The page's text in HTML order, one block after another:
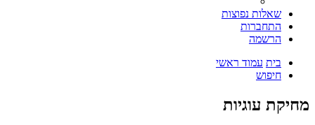
שאלות נפוצות
התחברות
הרשמה
בית עמוד ראשי
חיפוש
מחיקת עוגיות